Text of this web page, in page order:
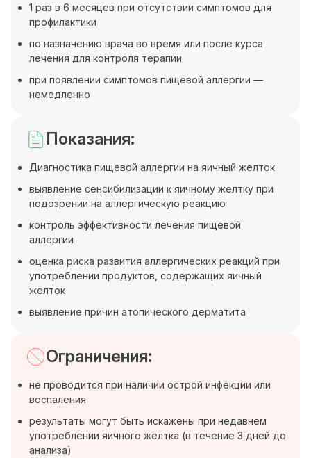
1 раз в 6 месяцев при отсутствии симптомов для
профилактики
по назначению врача во время или после курса
лечения для контроля терапии
при появлении симптомов пищевой аллергии —
немедленно
Показания:
Диагностика пищевой аллергии на яичный желток
выявление сенсибилизации к яичному желтку при
подозрении на аллергическую реакцию
контроль эффективности лечения пищевой
аллергии
оценка риска развития аллергических реакций при
употреблении продуктов, содержащих яичный
желток
выявление причин атопического дерматита
Ограничения:
не проводится при наличии острой инфекции или
воспаления
результаты могут быть искажены при недавнем
употреблении яичного желтка (в течение 3 дней до
анализа)